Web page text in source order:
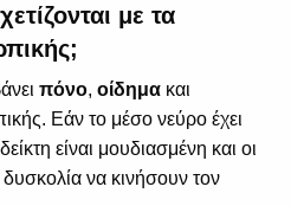
με τα
πόνο, οίδημα και
Εάν το μέσο νεύρο έχει
είναι μουδιασμένη και οι
να κινήσουν τον